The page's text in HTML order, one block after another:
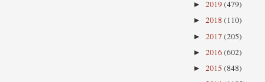
► 2019(479)
► 2018 (110)
► 2017 (205)
► 2016(602)
► 2015 (848)